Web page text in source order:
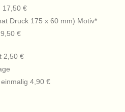
€
Druck 175 x 60 mm) Motiv*
€
2,50 €
4,90 €